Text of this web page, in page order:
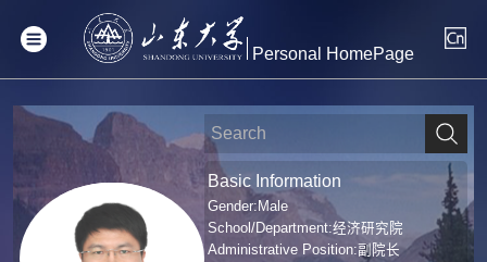
Personal HomePage
Basic Information
Gender:Male
School/Department:经济研究院
Administrative Position:副院长